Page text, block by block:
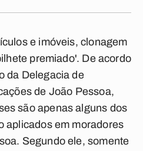
e imóveis, clonagem
premiado'. De acordo
da Delegacia de
de João Pessoa,
são apenas alguns dos
aplicados em moradores
Segundo ele, somente